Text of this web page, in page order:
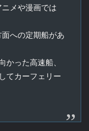
メや漫画では
への定期船があ
った高速船、
てカーフェリー